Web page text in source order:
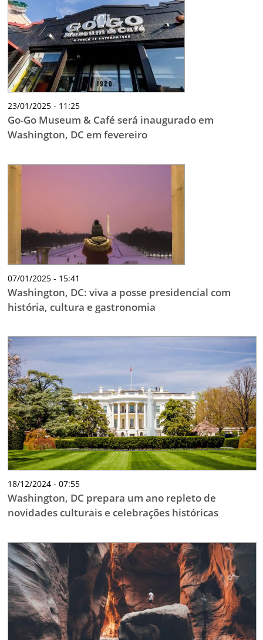
23/01/2025 - 11:25
Go-Go Museum & Café será inaugurado em
Washington, DC em fevereiro
07/01/2025 - 15:41
Washington, DC: viva a posse presidencial com
história, cultura e gastronomia
18/12/2024 - 07:55
Washington, DC prepara um ano repleto de
novidades culturais e celebrações históricas